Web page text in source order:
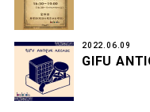
2022.06.09
GIFU